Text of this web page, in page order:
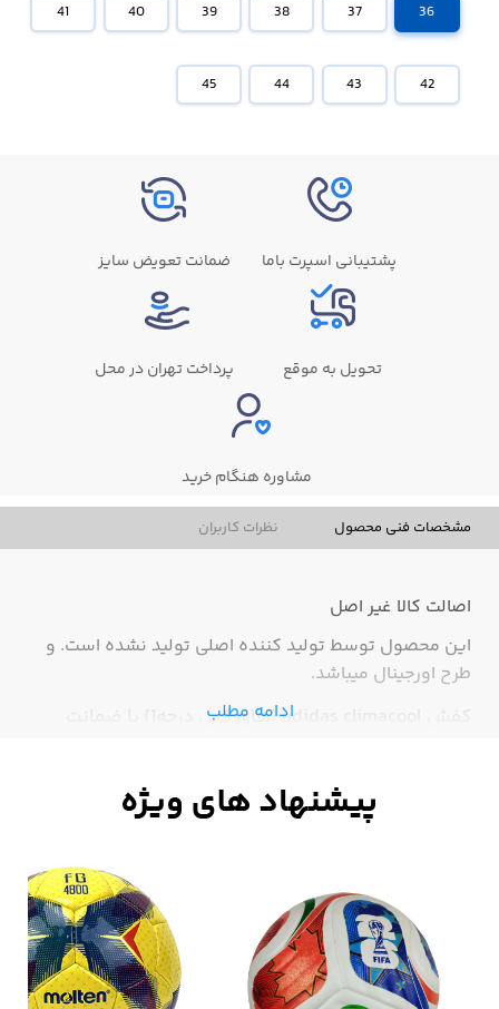
36
37
38
39
40
41
42
43
44
45
پشتیبانی اسپرت باما ضمانت تعویض سایز
تحویل به موقع پرداخت تهران در محل
مشاوره هنگام خرید
مشخصات فنی محصول نظرات کاربران
اصالت کالا غیر اصل
این محصول توسط تولید کننده اصلی تولید نشده است. و
طرح اورجینال میباشد.
ادامه مطلب